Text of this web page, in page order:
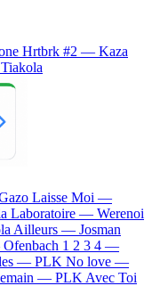
Hrtbrk #2 — Kaza
Laisse Moi —
Laboratoire — Werenoi
Ailleurs — Josman
Ofenbach 1 2 3 4 —
— PLK No love —
— PLK Avec Toi